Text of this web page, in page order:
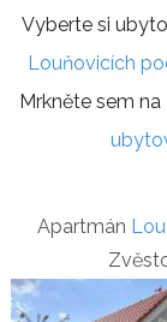
Vyberte si
Louňovicích
Mrkněte sem na
Apartmán